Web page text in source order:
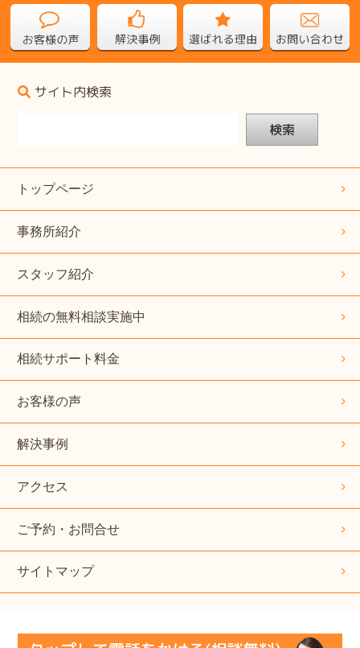
サイト内検索
検索
トップページ
事務所紹介
スタッフ紹介
相続の無料相談実施中
相続サポート料金
お客様の声
解決事例
アクセス
ご予約・お問合せ
サイトマップ